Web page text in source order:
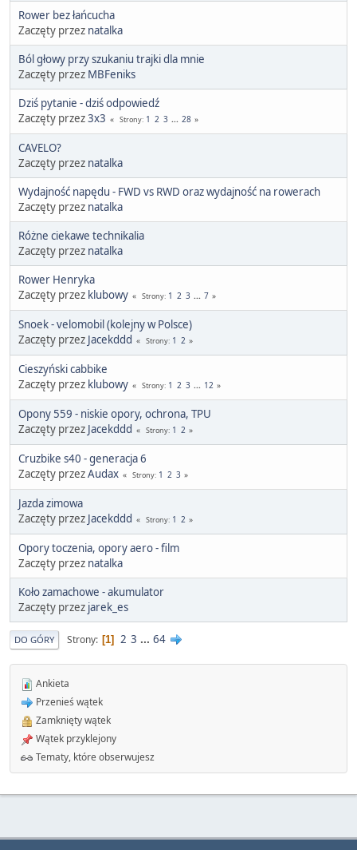
Rower bez łańcucha
Zaczęty przez natalka
Ból głowy przy szukaniu trajki dla mnie
Zaczęty przez MBFeniks
Dziś pytanie - dziś odpowiedź
Zaczęty przez3x3 Strony 1 2 3 ... 28
CAVELO?
Zaczęty przez natalka
Wydajność napędu - FWD vs RWD oraz wydajność na rowerach
Zaczęty przez natalka
Różne ciekawe technikalia
Zaczęty przez natalka
Rower Henryka
Zaczęty przez klubowy Strony 1 2 3 ... 7
Snoek - velomobil (kolejny w Polsce)
Zaczęty przez Jacekddd Strony 1 2
Cieszyński cabbike
Zaczęty przez klubowy Strony 1 2 3 ... 12
Opony 559 - niskie opory, ochrona, TPU
Zaczęty przez Jacekddd Strony 1 2
Cruzbike s40 - generacja 6
Zaczęty przezAudax Strony 1 2 3
Jazda zimowa
Zaczęty przez Jacekddd Strony 1 2
Opory toczenia, opory aero - film
Zaczęty przez natalka
Koło zamachowe - akumulator
Zaczęty przez jarek_es
DO GÓRY Strony 1 2 3 ... 64
Ankieta
Przenieś wątek
Zamknięty wątek
Wątek przyklejony
Tematy, które obserwujesz